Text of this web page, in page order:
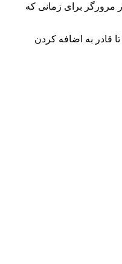
مرورگر برای زمانی که
قادر به اضافه کردن